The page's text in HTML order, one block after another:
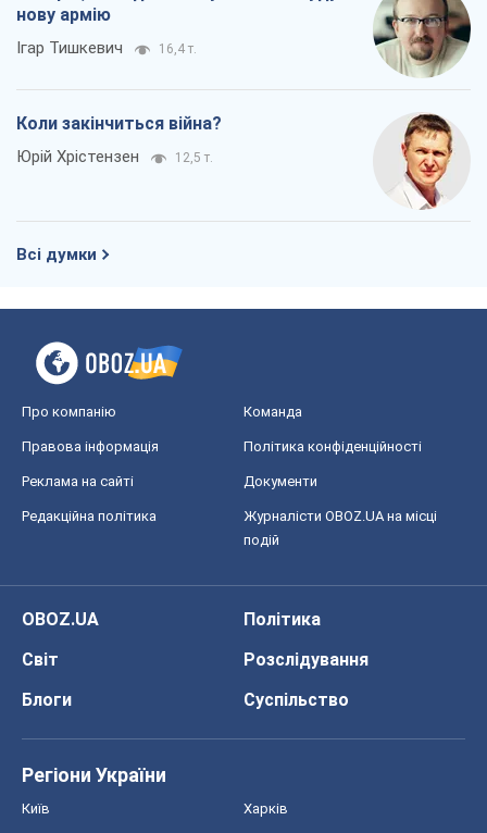
нову армію
Ігар Тишкевич 16,4 т.
Коли закінчиться війна?
Юрій Хрістензен 12,5 т.
Всі думки
Про компанію Команда
Правова інформація Політика конфіденційності
Реклама на сайті Документи
Редакційна політика
Журналісти OBOZ.UA на місці
подій
OBOZ.UA
Політика
Світ
Розслідування
Блоги
Суспільство
Регіони України
Київ Харків